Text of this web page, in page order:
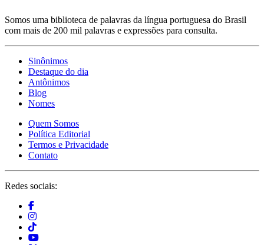
Somos uma biblioteca de palavras da língua portuguesa do Brasil
com mais de 200 mil palavras e expressões para consulta.
Sinônimos
Destaque do dia
Antônimos
Blog
Nomes
Quem Somos
Política Editorial
Termos e Privacidade
Contato
Redes sociais: